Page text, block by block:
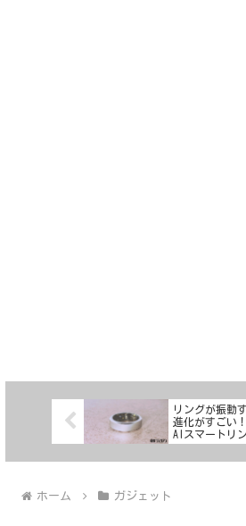
リングが振動
進化がすごい
AIスマートリ
3』レビュー
ホーム ガジェット